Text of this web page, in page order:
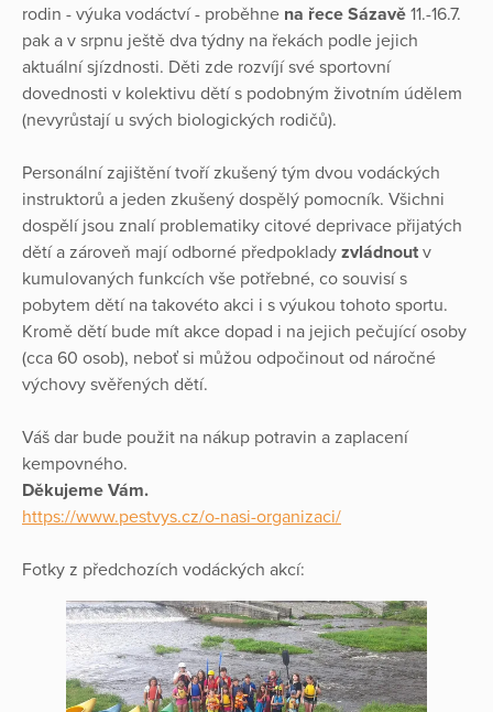
rodin - výuka vodáctví - proběhne na řece Sázavě 11.-16.7.
pak a v srpnu ještě dva týdny na řekách podle jejich
aktuální sjízdnosti. Děti zde rozvíjí své sportovní
dovednosti v kolektivu dětí s podobným životním údělem
(nevyrůstají u svých biologických rodičů).
Personální zajištění tvoří zkušený tým dvou vodáckých
instruktorů a jeden zkušený dospělý pomocník. Všichni
dospělí jsou znalí problematiky citové deprivace přijatých
dětí a zároveň mají odborné předpoklady zvládnout v
kumulovaných funkcích vše potřebné, co souvisí s
pobytem dětí na takovéto akci i s výukou tohoto sportu.
Kromě dětí bude mít akce dopad i na jejich pečující osoby
(cca 60 osob), neboť si můžou odpočinout od náročné
výchovy svěřených dětí.
Váš dar bude použit na nákup potravin a zaplacení
kempovného.
Děkujeme Vám.
https://www.pestvys.cz/o-nasi-organizaci/
Fotky z předchozích vodáckých akcí: